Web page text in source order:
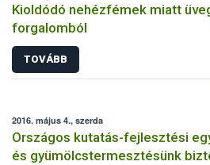
Kioldódó nehézfémek miatt
forgalomból
TOVÁBB
2016. május 4., szerda
Országos kutatás-fejlesztési
és gyümölcstermesztésünk